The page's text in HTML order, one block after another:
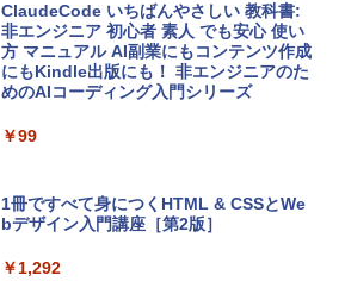
￥2,952
Apple 2026 MacBook Air M5チップ搭載
igence、13.6インチLiquid Retinaディ
ームカメラ、日本語キーボード、Touch I
D - シルバー
￥261,414
Robloxギフトカード - 2,000 Robux 【限
定バーチャルアイテムを含む】 【オンラ
インゲームコード】 ロブロックス | オン
ラインコード版
￥3,200
Robloxギフトカード - 1000 Robux 【限
定バーチャルアイテムを含む】 【オンラ
ラインコード版
ClaudeCode いちばんやさしい 教科書:
非エンジニア 初心者 素人 でも安心 使い
方 マニュアル AI副業にもコンテンツ作成
にもKindle出版にも！ 非エンジニアのた
めのAIコーディング入門シリーズ
￥99
1冊ですべて身につくHTML & CSSとWe
bデザイン入門講座［第2版］
￥1,292